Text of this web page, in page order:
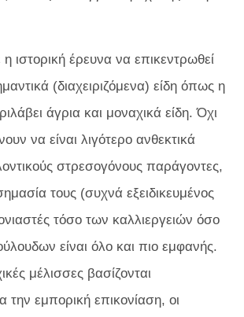
η ιστορική έρευνα να επικεντρωθεί
(διαχειριζόμενα) είδη όπως η
άγρια ​​και μοναχικά είδη. Όχι
να είναι λιγότερο ανθεκτικά
στρεσογόνους παράγοντες,
τους (συχνά εξειδικευμένος
τόσο των καλλιεργειών όσο
είναι όλο και πιο εμφανής.
μέλισσες βασίζονται
την εμπορική επικονίαση, οι